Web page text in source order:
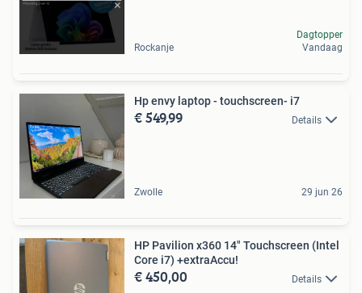
Rockanje
Dagtopper
Vandaag
Hp envy laptop - touchscreen- i7
€ 549,99 Details
Zwolle 29 jun 26
HP Pavilion x360 14" Touchscreen (Intel
Core i7) +extraAccu!
€ 450,00 Details